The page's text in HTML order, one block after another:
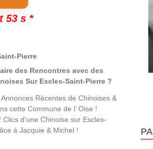
52 s *
Pierre
des Rencontres avec des
Sur Escles-Saint-Pierre ?
Récentes de Chinoises &
cette Commune de l’ Oise !
d’une Chinoise sur Escles-
à Jacquie & Michel !